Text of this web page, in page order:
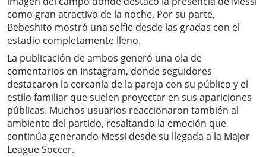
como gran atractivo de la noche. Por su parte,
Bebeshito mostró una selfie desde las gradas con el
estadio completamente lleno.
La publicación de ambos generó una ola de
comentarios en Instagram, donde seguidores
destacaron la cercanía de la pareja con su público y el
estilo familiar que suelen proyectar en sus apariciones
públicas. Muchos usuarios reaccionaron también al
ambiente del partido, resaltando la emoción que
continúa generando Messi desde su llegada a la Major
League Soccer.